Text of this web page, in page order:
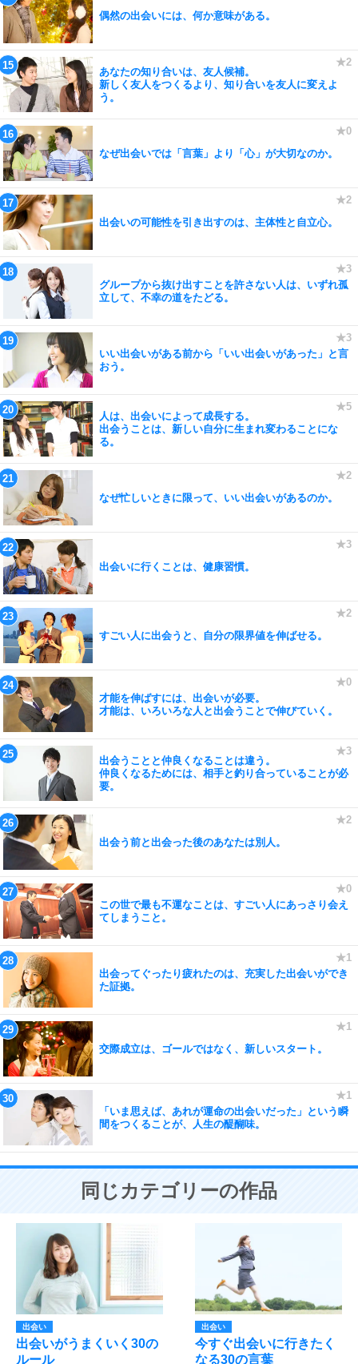
偶然の出会いには、何か意味がある。
あなたの知り合いは、友人候補。
新しく友人をつくるより、知り合いを友人に変えよ
う。
なぜ出会いでは「言葉」より「心」が大切なのか。
出会いの可能性を引き出すのは、主体性と自立心。
グループから抜け出すことを許さない人は、いずれ孤
立して、不幸の道をたどる。
いい出会いがある前から「いい出会いがあった」と言
おう。
人は、出会いによって成長する。
出会うことは、新しい自分に生まれ変わることにな
る。
なぜ忙しいときに限って、いい出会いがあるのか。
出会いに行くことは、健康習慣。
すごい人に出会うと、自分の限界値を伸ばせる。
才能を伸ばすには、出会いが必要。
才能は、いろいろな人と出会うことで伸びていく。
出会うことと仲良くなることは違う。
仲良くなるためには、相手と釣り合っていることが必
要。
出会う前と出会った後のあなたは別人。
この世で最も不運なことは、すごい人にあっさり会え
てしまうこと。
出会ってぐったり疲れたのは、充実した出会いができ
た証拠。
交際成立は、ゴールではなく、新しいスタート。
「いま思えば、あれが運命の出会いだった」という瞬
間をつくることが、人生の醍醐味。
同じカテゴリーの作品
出会い
出会いがうまくいく30の
ルール
出会い
今すぐ出会いに行きたく
なる30の言葉